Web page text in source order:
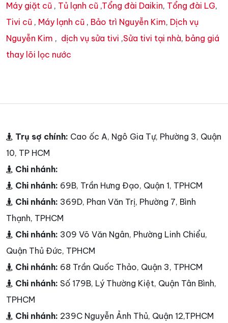
Máy giặt cũ , Tủ lạnh cũ ,Tổng đài Daikin, Tổng đài LG,
Tivi cũ , Máy lạnh cũ , Bảo trì Nguyễn Kim, Dịch vụ
Nguyễn Kim , dịch vụ sửa tivi ,Sửa tivi tại nhà, bảng giá
thay lõi lọc nước
Trụ sợ chính: Cao ốc A, Ngô Gia Tự, Phường 3, Quận
10, TP HCM
Chi nhánh:
Chi nhánh: 69B, Trần Hưng Đạo, Quận 1, TPHCM
Chi nhánh: 369D, Phan Văn Trị, Phường 7, Bình
Thạnh, TPHCM
Chi nhánh: 309 Võ Văn Ngân, Phường Linh Chiểu,
Quận Thủ Đức, TPHCM
Chi nhánh: 68 Trần Quốc Thảo, Quận 3, TPHCM
Chi nhánh: Số 179B, Lý Thường Kiệt, Quận Tân Bình,
TPHCM
Chi nhánh: 239C Nguyễn Ảnh Thủ, Quận 12,TPHCM